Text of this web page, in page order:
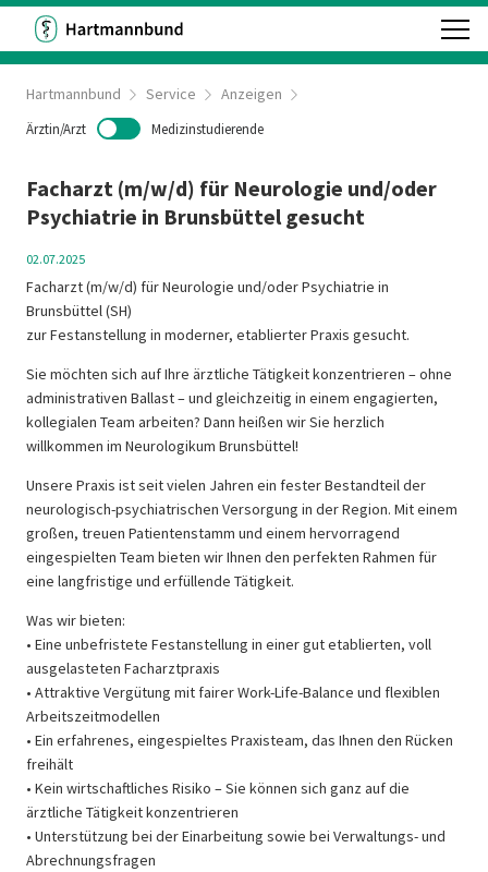
Hartmannbund Service Anzeigen
Ärztin/Arzt Medizinstudierende
Facharzt (m/w/d) für Neurologie und/oder
Psychiatrie in Brunsbüttel gesucht
02.07.2025
Facharzt (m/w/d) für Neurologie und/oder Psychiatrie in
Brunsbüttel (SH)
zur Festanstellung in moderner, etablierter Praxis gesucht.
Sie möchten sich auf Ihre ärztliche Tätigkeit konzentrieren – ohne
administrativen Ballast – und gleichzeitig in einem engagierten,
kollegialen Team arbeiten? Dann heißen wir Sie herzlich
willkommen im Neurologikum Brunsbüttel!
Unsere Praxis ist seit vielen Jahren ein fester Bestandteil der
neurologisch-psychiatrischen Versorgung in der Region. Mit einem
großen, treuen Patientenstamm und einem hervorragend
eingespielten Team bieten wir Ihnen den perfekten Rahmen für
eine langfristige und erfüllende Tätigkeit.
Was wir bieten:
• Eine unbefristete Festanstellung in einer gut etablierten, voll
ausgelasteten Facharztpraxis
• Attraktive Vergütung mit fairer Work-Life-Balance und flexiblen
Arbeitszeitmodellen
• Ein erfahrenes, eingespieltes Praxisteam, das Ihnen den Rücken
freihält
• Kein wirtschaftliches Risiko – Sie können sich ganz auf die
ärztliche Tätigkeit konzentrieren
• Unterstützung bei der Einarbeitung sowie bei Verwaltungs- und
Abrechnungsfragen